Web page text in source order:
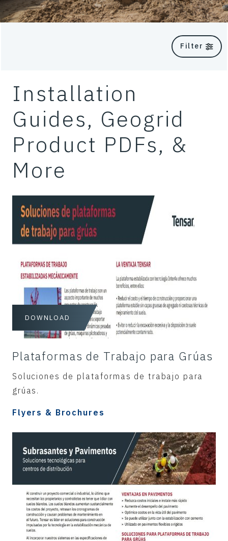
Filter
Installation
Guides, Geogrid
Product PDFs, &
More
DOWNLOAD
Plataformas de Trabajo para Grúas
Soluciones de plataformas de trabajo para
grúas.
Flyers & Brochures